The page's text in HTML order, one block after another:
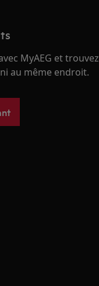
MyAEG et trouvez
au même endroit.